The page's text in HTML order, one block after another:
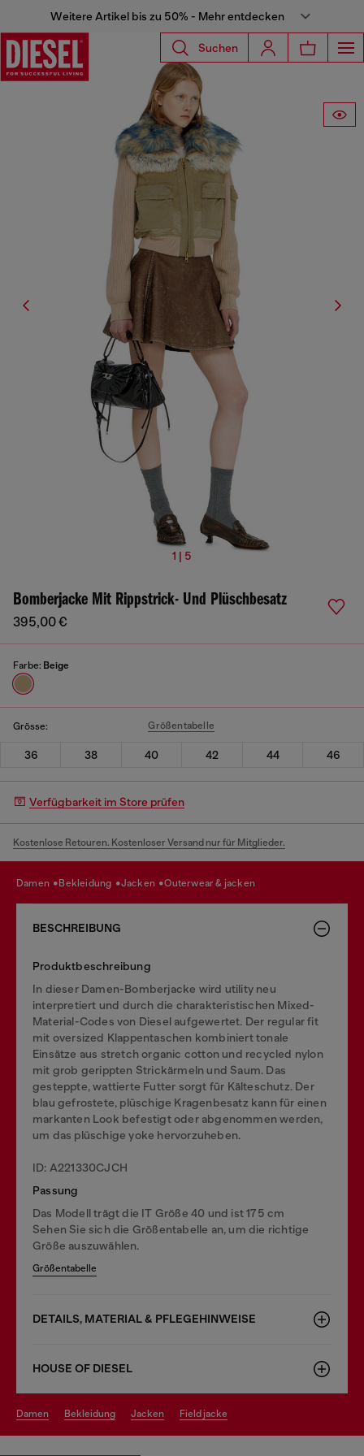
Weitere Artikel bis zu 50% - Mehr entdecken
Suchen
1 | 5
Bomberjacke Mit Rippstrick- Und Plüschbesatz
395,00 €
Farbe: Beige
Grösse: Größentabelle
36 38 40 42 44 46
Verfügbarkeit im Store prüfen
Kostenlose Retouren. Kostenloser Versand nur für Mitglieder.
damen bekleidung jacken outerwear & jacken
BESCHREIBUNG
Produktbeschreibung
In dieser Damen-Bomberjacke wird utility neu
interpretiert und durch die charakteristischen Mixed-
Material-Codes von Diesel aufgewertet. Der regular fit
mit oversized Klappentaschen kombiniert tonale
Einsätze aus stretch organic cotton und recycled nylon
mit grob gerippten Strickärmeln und Saum. Das
gesteppte, wattierte Futter sorgt für Kälteschutz. Der
blau gefrostete, plüschige Kragenbesatz kann für einen
markanten Look befestigt oder abgenommen werden,
um das plüschige yoke hervorzuheben.
ID: A221330CJCH
Passung
Das Modell trägt die IT Größe 40 und ist 175 cm
Sehen Sie sich die Größentabelle an, um die richtige
Größe auszuwählen.
Größentabelle
DETAILS, MATERIAL & PFLEGEHINWEISE
HOUSE OF DIESEL
damen bekleidung jacken field jacke